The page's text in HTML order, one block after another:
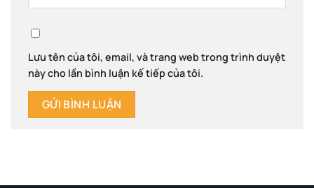
Lưu tên của tôi, email, và trang web trong trình duyệt
này cho lần bình luận kế tiếp của tôi.